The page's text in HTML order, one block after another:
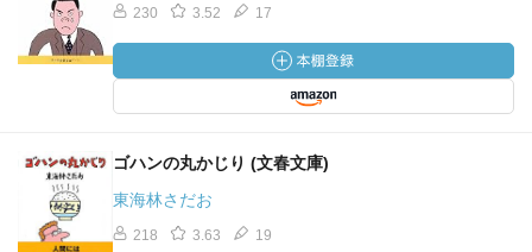
230 3.52 17
ゴハンの丸かじり (文春文庫)
東海林さだお
218 3.63 19